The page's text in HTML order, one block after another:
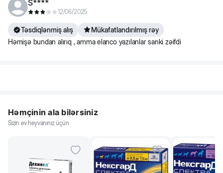
S****
12/06/2025
Təsdiqlənmiş alış
Mükafatlandırılmış rəy
Həmişə bundan alırıq , amma elanco yazılanlar sanki zəifdi
Həmçinin ala bilərsiniz
Sizin ev heyvanınız üçün